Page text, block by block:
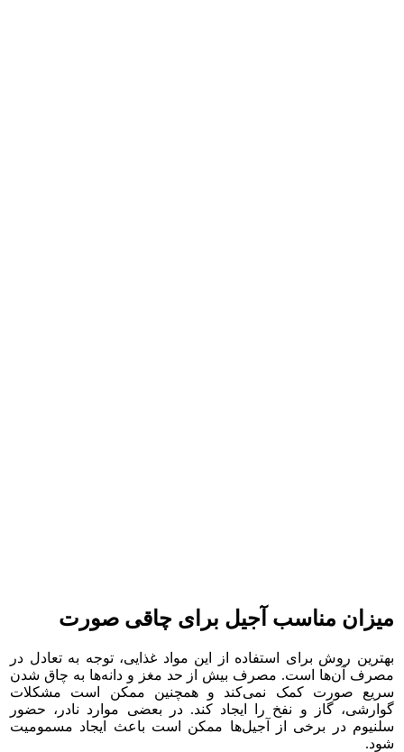
میزان مناسب آجیل برای چاقی صورت
بهترین روش برای استفاده از این مواد غذایی، توجه به تعادل در
مصرف آن‌ها است. مصرف بیش از حد مغز و دانه‌ها به چاق شدن
سریع صورت کمک نمی‌کند و همچنین ممکن است مشکلات
گوارشی، گاز و نفخ را ایجاد کند. در بعضی موارد نادر، حضور
سلنیوم در برخی از آجیل‌ها ممکن است باعث ایجاد مسمومیت
شود.